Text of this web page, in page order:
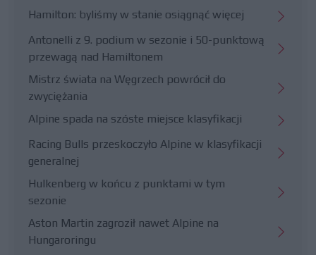
Hamilton: byliśmy w stanie osiągnąć więcej
Antonelli z 9. podium w sezonie i 50-punktową
przewagą nad Hamiltonem
Mistrz świata na Węgrzech powrócił do
zwyciężania
Alpine spada na szóste miejsce klasyfikacji
Racing Bulls przeskoczyło Alpine w klasyfikacji
generalnej
Hulkenberg w końcu z punktami w tym
sezonie
Aston Martin zagroził nawet Alpine na
Hungaroringu